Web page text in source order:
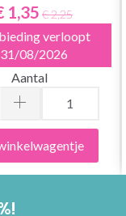
1,35 € 2,25
verloopt
31/08/2026
Aantal